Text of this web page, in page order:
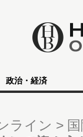
政治・経済
ライン